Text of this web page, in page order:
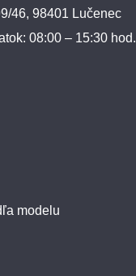
46, 98401 Lučenec
08:00 – 15:30 hod.
modelu